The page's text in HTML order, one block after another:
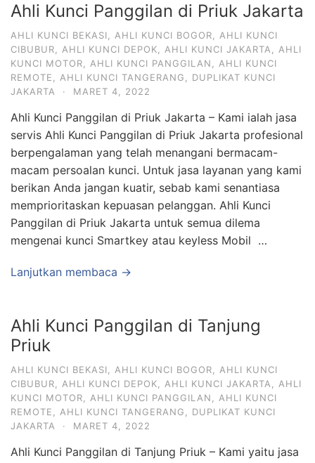
Ahli Kunci Panggilan di Priuk Jakarta
AHLI KUNCI BEKASI AHLI KUNCI BOGOR
AHLI KUNCI
CIBUBUR
AHLI KUNCI DEPOK AHLI KUNCI JAKARTA
AHLI
KUNCI MOTOR
AHLI KUNCI PANGGILAN
AHLI KUNCI
REMOTE
AHLI KUNCI TANGERANG
DUPLIKAT KUNCI
JAKARTA
· MARET 4, 2022
Ahli Kunci Panggilan di Priuk Jakarta – Kami ialah jasa
servis Ahli Kunci Panggilan di Priuk Jakarta profesional
berpengalaman yang telah menangani bermacam-
macam persoalan kunci. Untuk jasa layanan yang kami
berikan Anda jangan kuatir, sebab kami senantiasa
memprioritaskan kepuasan pelanggan. Ahli Kunci
Panggilan di Priuk Jakarta untuk semua dilema
mengenai kunci Smartkey atau keyless Mobil …
Lanjutkan membaca →
Ahli Kunci Panggilan di Tanjung
Priuk
AHLI KUNCI BEKASI AHLI KUNCI BOGOR
AHLI KUNCI
CIBUBUR
AHLI KUNCI DEPOK AHLI KUNCI JAKARTA
AHLI
KUNCI MOTOR
AHLI KUNCI PANGGILAN
AHLI KUNCI
REMOTE
AHLI KUNCI TANGERANG
DUPLIKAT KUNCI
JAKARTA
· MARET 4, 2022
Ahli Kunci Panggilan di Tanjung Priuk – Kami yaitu jasa